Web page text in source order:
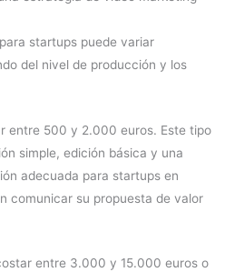
startups puede variar
del nivel de producción y los
entre 500 y 2.000 euros. Este tipo
simple, edición básica y una
adecuada para startups en
comunicar su propuesta de valor
entre 3.000 y 15.000 euros o